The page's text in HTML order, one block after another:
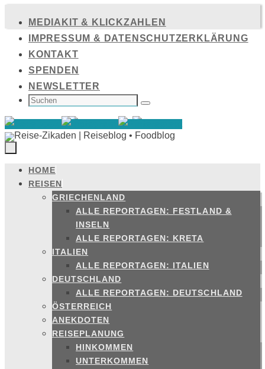
Inhalt
springen
MEDIAKIT & KLICKZAHLEN
IMPRESSUM & DATENSCHUTZERKLÄRUNG
KONTAKT
SPENDEN
NEWSLETTER
SUCHEN
NACH: Suchen
Zum
Inhalt
springen
HOME
REISEN
GRIECHENLAND
ALLE REPORTAGEN: FESTLAND &
INSELN
ALLE REPORTAGEN: KRETA
ITALIEN
ALLE REPORTAGEN: ITALIEN
DEUTSCHLAND
ALLE REPORTAGEN: DEUTSCHLAND
ÖSTERREICH
ANEKDOTEN
REISEPLANUNG
HINKOMMEN
UNTERKOMMEN